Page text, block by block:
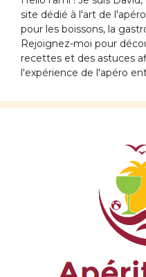
site dédié à l'art de
pour les boissons, la
Rejoignez-moi pour
recettes et des astuces
l'expérience de l'apéro